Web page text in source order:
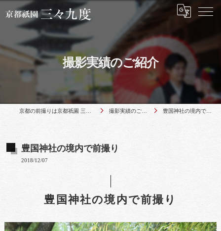
撮影実績のご紹介
撮影実績のご紹介 豊国神社の境内で前撮り
豊国神社の境内で前撮り
2018/12/07
豊国神社の境内で前撮り